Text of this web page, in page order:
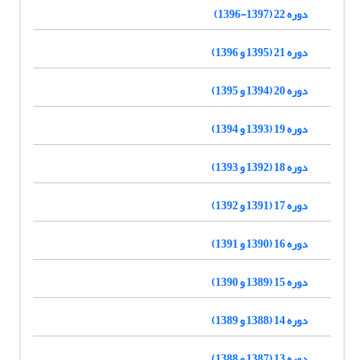
دوره 22 (1397-1396)
دوره 21 (1395 و 1396)
دوره 20 (1394 و 1395)
دوره 19 (1393 و 1394)
دوره 18 (1392 و 1393)
دوره 17 (1391 و 1392)
دوره 16 (1390 و 1391)
دوره 15 (1389 و 1390)
دوره 14 (1388 و 1389)